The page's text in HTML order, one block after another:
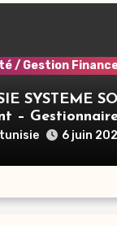
/ Gestion
SYSTEME
–
6 juin